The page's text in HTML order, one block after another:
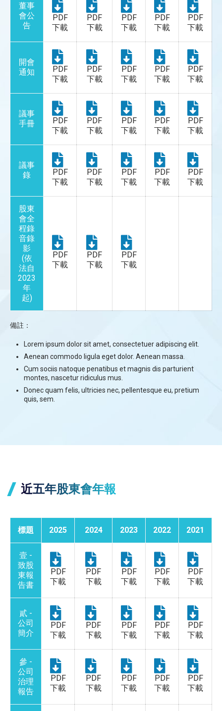
董事
會公
告
PDF
下載
PDF
下載
PDF
下載
PDF
下載
PDF
下載
開會
通知
PDF
下載
PDF
下載
PDF
下載
PDF
下載
PDF
下載
議事
手冊
PDF
下載
PDF
下載
PDF
下載
PDF
下載
PDF
下載
議事
錄
PDF
下載
PDF
下載
PDF
下載
PDF
下載
PDF
下載
股東
會全
程錄
音錄
影
(依
法自
2023
年
起)
PDF
下載
PDF
下載
PDF
下載
備註：
Lorem ipsum dolor sit amet, consectetuer adipiscing elit.
Aenean commodo ligula eget dolor. Aenean massa.
Cum sociis natoque penatibus et magnis dis parturient
montes, nascetur ridiculus mus.
Donec quam felis, ultricies nec, pellentesque eu, pretium
quis, sem.
近五年股東會年報
標題 2025 2024 2023 2022 2021
壹 -
致股
東報
告書
PDF
下載
PDF
下載
PDF
下載
PDF
下載
PDF
下載
貳 -
公司
簡介
PDF
下載
PDF
下載
PDF
下載
PDF
下載
PDF
下載
參 -
公司
治理
報告
PDF
下載
PDF
下載
PDF
下載
PDF
下載
PDF
下載